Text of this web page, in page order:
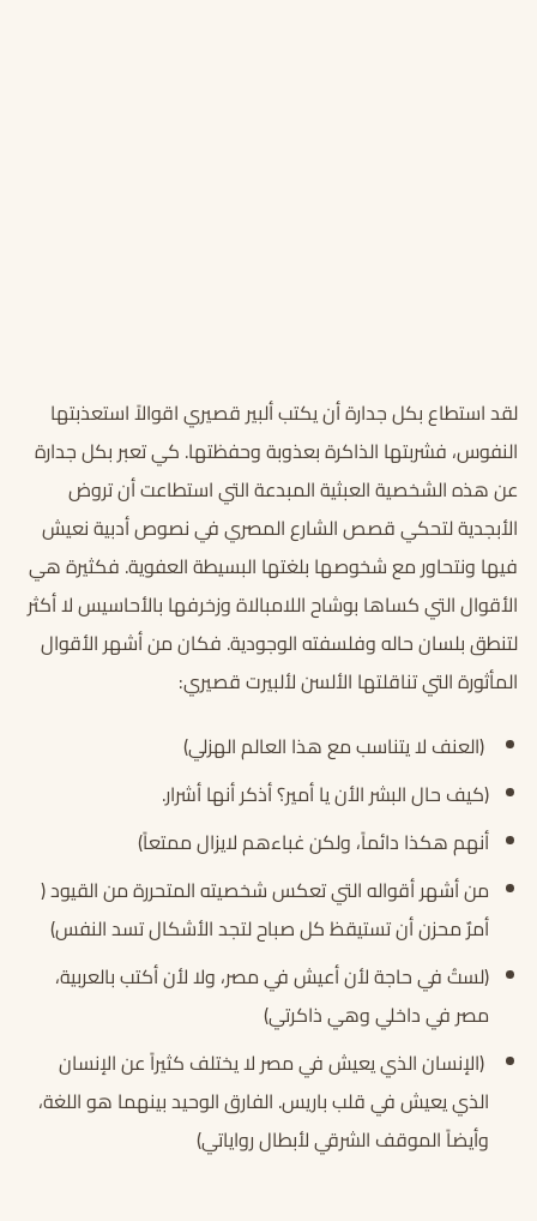
لقد استطاع بكل جدارة أن يكتب ألبير قصيري اقوالاً استعذبتها
النفوس، فشربتها الذاكرة بعذوبة وحفظتها. كي تعبر بكل جدارة
عن هذه الشخصية العبثية المبدعة التي استطاعت أن تروض
الأبجدية لتحكي قصص الشارع المصري في نصوص أدبية نعيش
فيها ونتحاور مع شخوصها بلغتها البسيطة العفوية. فكثيرة هي
الأقوال التي كساها بوشاح اللامبالاة وزخرفها بالأحاسيس لا أكثر
لتنطق بلسان حاله وفلسفته الوجودية. فكان من أشهر الأقوال
المأثورة التي تناقلتها الألسن لألبيرت قصيري:
(العنف لا يتناسب مع هذا العالم الهزلي)
(كيف حال البشر الأن يا أمير؟ أذكر أنها أشرار.
أنهم هكذا دائماً، ولكن غباءهم لايزال ممتعاً)
من أشهر أقواله التي تعكس شخصيته المتحررة من القيود (
أمرٌ محزن أن تستيقظ كل صباح لتجد الأشكال تسد النفس)
(لستُ في حاجة لأن أعيش في مصر، ولا لأن أكتب بالعربية،
مصر في داخلي وهي ذاكرتي)
(الإنسان الذي يعيش في مصر لا يختلف كثيراً عن الإنسان
الذي يعيش في قلب باريس. الفارق الوحيد بينهما هو اللغة،
وأيضاً الموقف الشرقي لأبطال رواياتي)